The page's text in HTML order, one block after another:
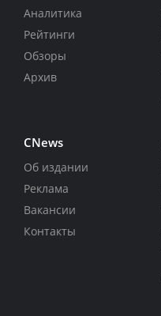
Аналитика
Рейтинги
Обзоры
Архив
CNews
Об издании
Реклама
Вакансии
Контакты